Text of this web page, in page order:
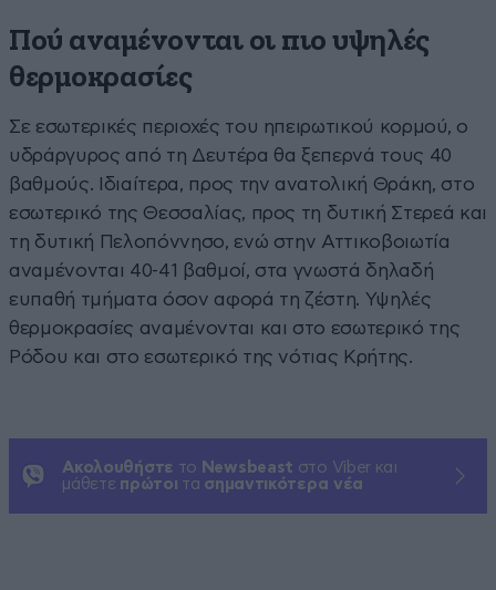
Πού αναμένονται οι πιο υψηλές
θερμοκρασίες
Σε εσωτερικές περιοχές του ηπειρωτικού κορμού, ο
υδράργυρος από τη Δευτέρα θα ξεπερνά τους 40
βαθμούς. Ιδιαίτερα, προς την ανατολική Θράκη, στο
εσωτερικό της Θεσσαλίας, προς τη δυτική Στερεά και
τη δυτική Πελοπόννησο, ενώ στην Αττικοβοιωτία
αναμένονται 40-41 βαθμοί, στα γνωστά δηλαδή
ευπαθή τμήματα όσον αφορά τη ζέστη. Υψηλές
θερμοκρασίες αναμένονται και στο εσωτερικό της
Ρόδου και στο εσωτερικό της νότιας Κρήτης.
Ακολουθήστε το Newsbeast στο Viber και
μάθετε πρώτοι τα σημαντικότερα νέα